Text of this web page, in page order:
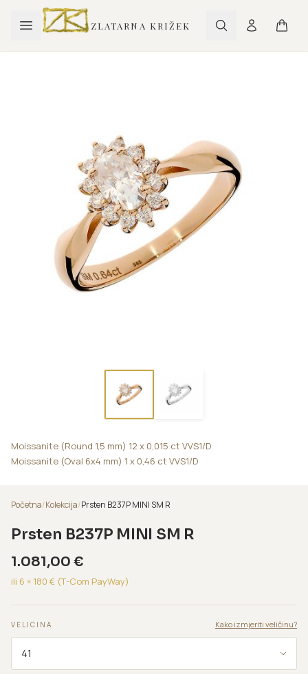
ZLATARNA KRIŽEK
Moissanite (Round 1,5 mm) 12 x 0,015 ct VVS1/D
Moissanite (Oval 6x4 mm) 1 x 0,46 ct VVS1/D
Početna/Kolekcija/Prsten B237P MINI SM R
Prsten B237P MINI SM R
1.081,00 €
ili 6 × 180 € (T-Com PayWay)
VELICINA Kako izmjeriti veličinu?